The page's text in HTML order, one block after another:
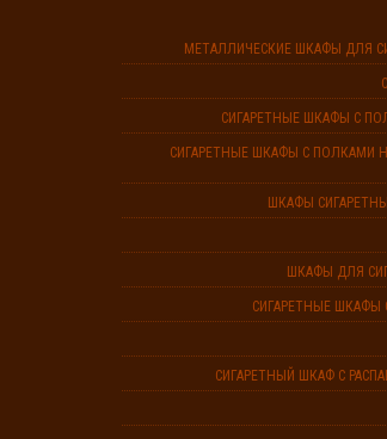
МЕТАЛЛИЧЕСКИЕ ШКАФЫ ДЛЯ
СИГАРЕТНЫЕ ШКАФЫ С
СИГАРЕТНЫЕ ШКАФЫ С ПОЛКАМИ
ШКАФЫ
ШКАФЫ ДЛЯ
СИГАРЕТНЫЕ ШКАФЫ
СИГАРЕТНЫЙ ШКАФ С